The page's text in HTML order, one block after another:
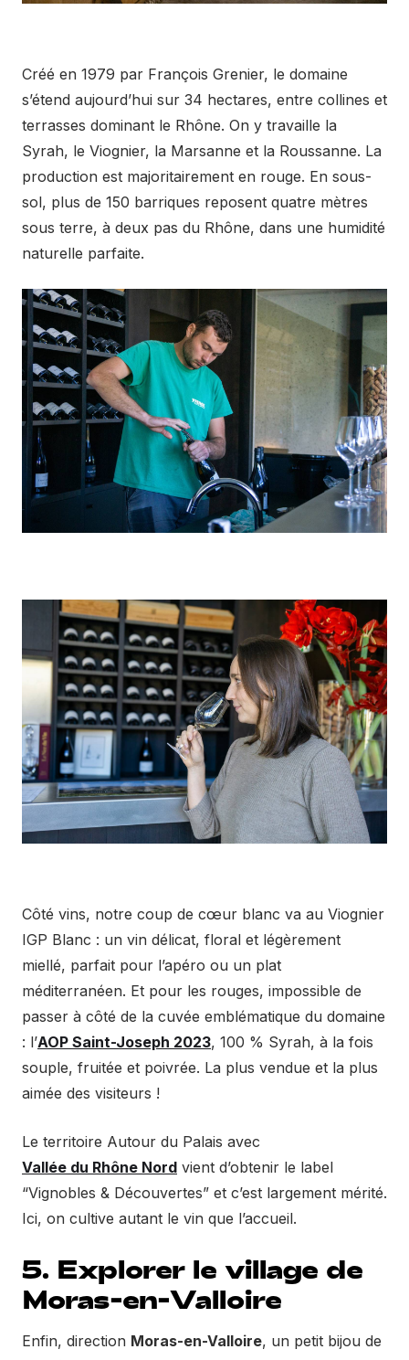
Créé en 1979 par François Grenier, le domaine
s’étend aujourd’hui sur 34 hectares, entre collines et
terrasses dominant le Rhône. On y travaille la
Syrah, le Viognier, la Marsanne et la Roussanne. La
production est majoritairement en rouge. En sous-
sol, plus de 150 barriques reposent quatre mètres
sous terre, à deux pas du Rhône, dans une humidité
naturelle parfaite.
Côté vins, notre coup de cœur blanc va au Viognier
IGP Blanc : un vin délicat, floral et légèrement
miellé, parfait pour l’apéro ou un plat
méditerranéen. Et pour les rouges, impossible de
passer à côté de la cuvée emblématique du domaine
: l’AOP Saint-Joseph 2023, 100 % Syrah, à la fois
souple, fruitée et poivrée. La plus vendue et la plus
aimée des visiteurs !
Le territoire Autour du Palais avec
Vallée du Rhône Nord vient d’obtenir le label
“Vignobles & Découvertes” et c’est largement mérité.
Ici, on cultive autant le vin que l’accueil.
5. Explorer le village de
Moras-en-Valloire
Enfin, direction Moras-en-Valloire, un petit bijou de